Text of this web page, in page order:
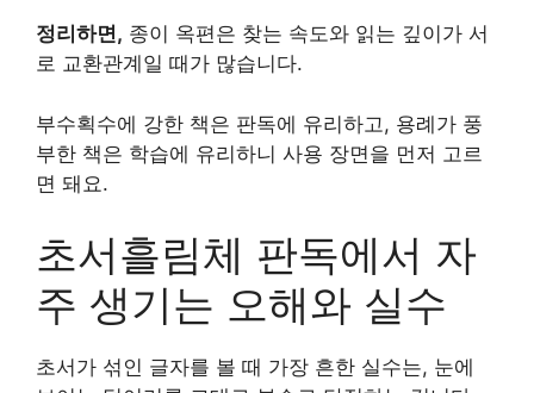
정리하면, 종이 옥편은 찾는 속도와 읽는 깊이가 서
로 교환관계일 때가 많습니다.
부수획수에 강한 책은 판독에 유리하고, 용례가 풍
부한 책은 학습에 유리하니 사용 장면을 먼저 고르
면 돼요.
초서흘림체 판독에서 자
주 생기는 오해와 실수
초서가 섞인 글자를 볼 때 가장 흔한 실수는, 눈에